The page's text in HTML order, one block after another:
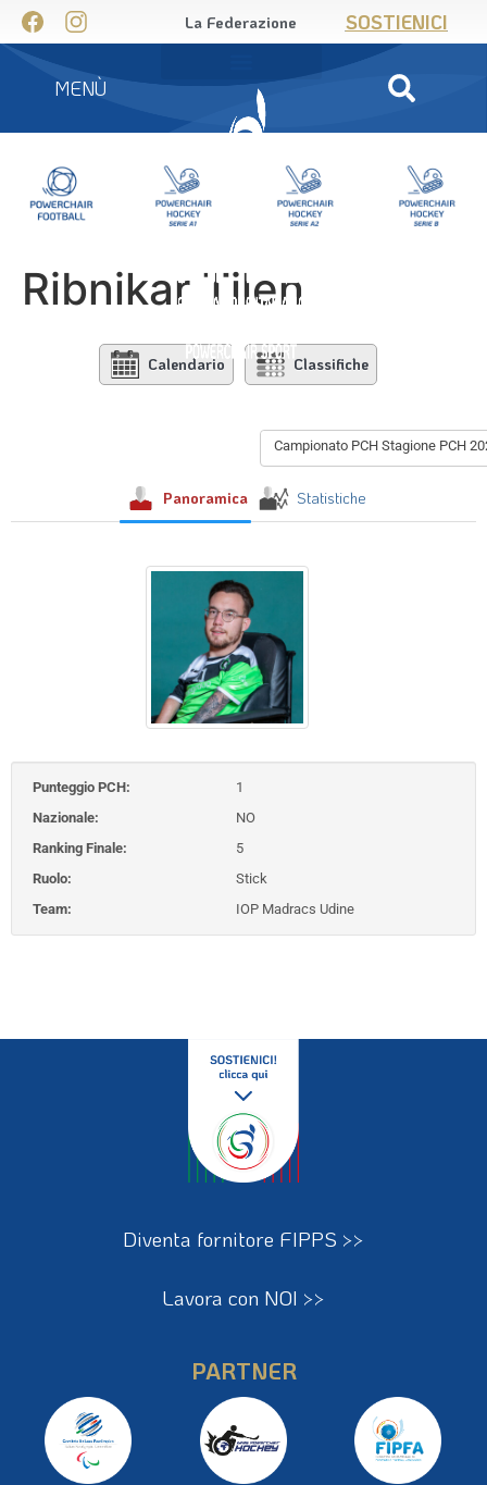
La Federazione SOSTIENICI
MENÙ
Ribnikar Tilen
Calendario Classifiche
Campionato PCH Stagione PCH
Panoramica Statistiche
Punteggio PCH:
1
Nazionale:
NO
Ranking Finale:
5
Ruolo:
Stick
Team:
IOP Madracs Udine
Diventa fornitore FIPPS >>
Lavora con NOI >>
PARTNER